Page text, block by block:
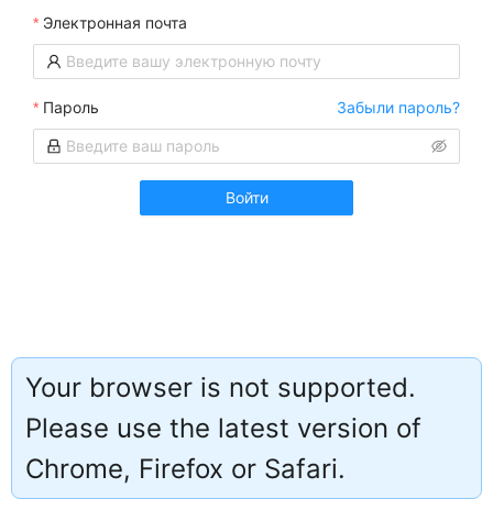
Электронная почта
Пароль Забыли пароль?
Войти
Работает на
Your browser is not supported.
Please use the latest version of
Chrome, Firefox or Safari.